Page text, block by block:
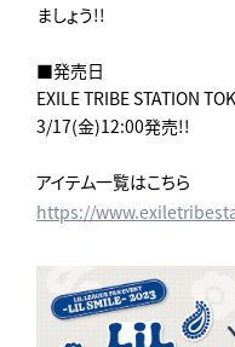
ましょう!!
■発売日
EXILE TRIBE STATION
3/17(金)12:00発売!!
アイテム一覧はこちら
https://